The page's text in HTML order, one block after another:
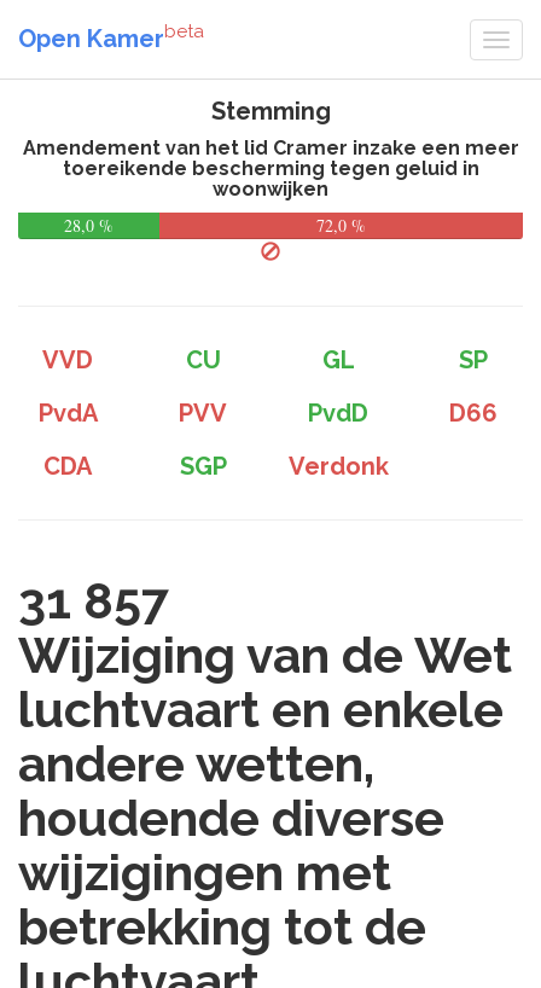
Open Kamerbeta
Stemming
Amendement van het lid Cramer inzake een meer
toereikende bescherming tegen geluid in
woonwijken
28,0 %
72,0 %
VVD CU GL
SP
PvdA
PVV PvdD
D66
CDA
SGP Verdonk
31 857
Wijziging van de Wet
luchtvaart en enkele
andere wetten,
houdende diverse
wijzigingen met
betrekking tot de